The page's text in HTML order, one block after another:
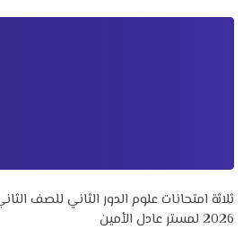
ثلاثة امتحانات علوم الدور الثاني للصف
2026 لمستر عادل الأمين